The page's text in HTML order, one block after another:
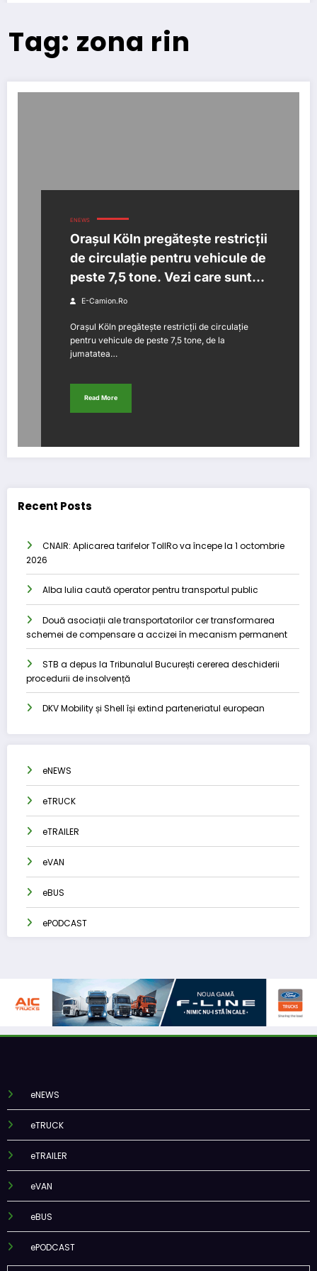
Tag: zona rin
ENEWS
Orașul Köln pregătește restricții
de circulație pentru vehicule de
peste 7,5 tone. Vezi care sunt
zonele afectate.
E-Camion.ro
Orașul Köln pregătește restricții de circulație
pentru vehicule de peste 7,5 tone, de la
jumatatea…
Read More
Recent Posts
CNAIR: Aplicarea tarifelor TollRo va începe la 1 octombrie
2026
Alba Iulia caută operator pentru transportul public
Două asociații ale transportatorilor cer transformarea
schemei de compensare a accizei în mecanism permanent
STB a depus la Tribunalul București cererea deschiderii
procedurii de insolvență
DKV Mobility și Shell își extind parteneriatul european
eNEWS
eTRUCK
eTRAILER
eVAN
eBUS
ePODCAST
eNEWS
eTRUCK
eTRAILER
eVAN
eBUS
ePODCAST